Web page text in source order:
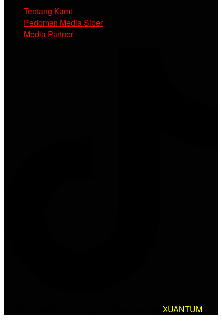
Tentang Kami
Pedoman Media Siber
Media Partner
XUANTUM